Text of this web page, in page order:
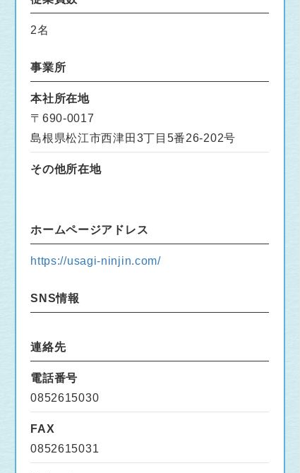
2名
事業所
本社所在地
〒690-0017
島根県松江市西津田3丁目5番26-202号
その他所在地
ホームページアドレス
https://usagi-ninjin.com/
SNS情報
連絡先
電話番号
0852615030
FAX
0852615031